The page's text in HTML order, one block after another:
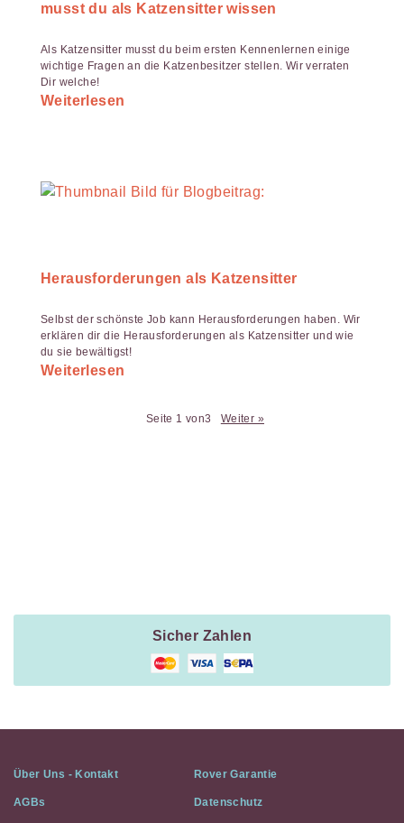
musst du als Katzensitter wissen
Als Katzensitter musst du beim ersten Kennenlernen einige
wichtige Fragen an die Katzenbesitzer stellen. Wir verraten
Dir welche!
Weiterlesen
Herausforderungen als Katzensitter
Selbst der schönste Job kann Herausforderungen haben. Wir
erklären dir die Herausforderungen als Katzensitter und wie
du sie bewältigst!
Weiterlesen
Seite 1 von3 Weiter »
Sicher Zahlen
Über Uns - Kontakt Rover Garantie
AGBs Datenschutz